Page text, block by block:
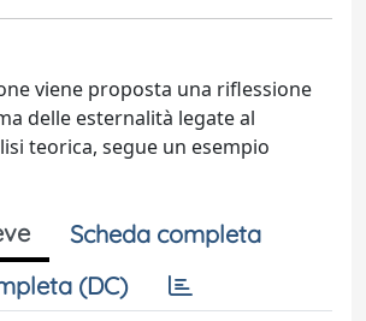
viene proposta una riflessione
delle esternalità legate al
teorica, segue un esempio
Scheda completa
(DC)